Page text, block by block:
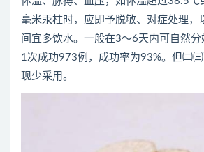
毫米汞柱时，应即予脱敏、对症处理，
间宜多饮水。一般在3～6天内可自然分
1次成功973例，成功率为93%。但㈡㈢
现少采用。